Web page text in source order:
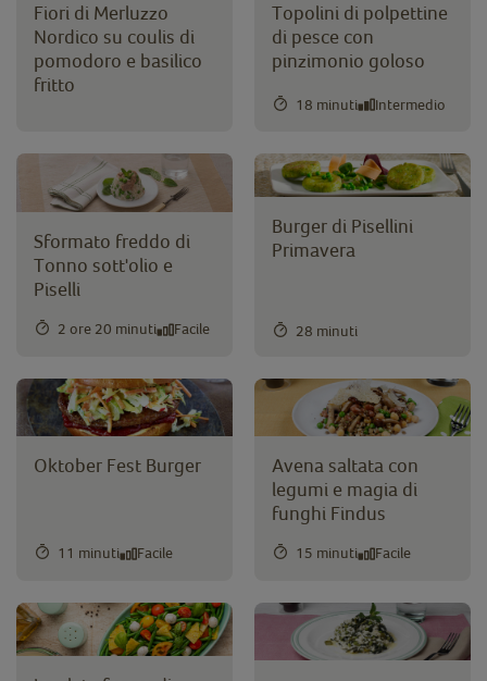
Fiori di Merluzzo
Nordico su coulis di
pomodoro e basilico
fritto
Topolini di polpettine
di pesce con
pinzimonio goloso
18 minuti Intermedio
Sformato freddo di
Tonno sott'olio e
Piselli
2 ore 20 minuti Facile
Burger di Pisellini
Primavera
28 minuti
Oktober Fest Burger
11 minuti Facile
Avena saltata con
legumi e magia di
funghi Findus
15 minuti Facile